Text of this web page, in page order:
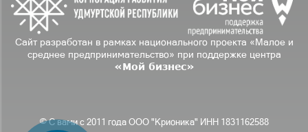
Сайт разработан в рамках национального проекта «Малое и
среднее предпринимательство» при поддержке центра
«Мой бизнес»
© С вами с 2011 года ООО "Крионика" ИНН 1831162588